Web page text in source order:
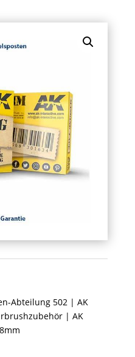
Abteilung 502| AK
| AK